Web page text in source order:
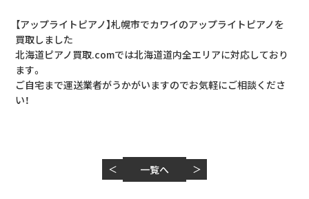
【アップライトピアノ】札幌市でカワイのアップライトピアノを
買取しました
北海道ピアノ買取.comでは北海道道内全エリアに対応しており
ます。
ご自宅まで運送業者がうかがいますのでお気軽にご相談くださ
い！
＜ 一覧へ ＞